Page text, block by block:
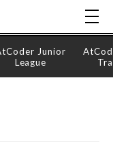
Junior
League